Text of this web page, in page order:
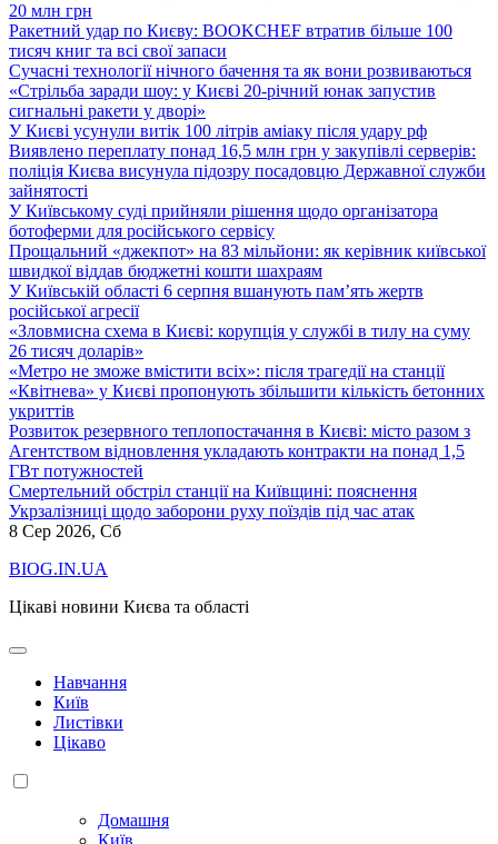
20 млн грн
Ракетний удар по Києву: BOOKCHEF втратив більше 100
тисяч книг та всі свої запаси
Сучасні технології нічного бачення та як вони розвиваються
«Стрільба заради шоу: у Києві 20-річний юнак запустив
сигнальні ракети у дворі»
У Києві усунули витік 100 літрів аміаку після удару рф
Виявлено переплату понад 16,5 млн грн у закупівлі серверів:
поліція Києва висунула підозру посадовцю Державної служби
зайнятості
У Київському суді прийняли рішення щодо організатора
ботоферми для російського сервісу
Прощальний «джекпот» на 83 мільйони: як керівник київської
швидкої віддав бюджетні кошти шахраям
У Київській області 6 серпня вшанують пам’ять жертв
російської агресії
«Зловмисна схема в Києві: корупція у службі в тилу на суму
26 тисяч доларів»
«Метро не зможе вмістити всіх»: після трагедії на станції
«Квітнева» у Києві пропонують збільшити кількість бетонних
укриттів
Розвиток резервного теплопостачання в Києві: місто разом з
Агентством відновлення укладають контракти на понад 1,5
ГВт потужностей
Смертельний обстріл станції на Київщині: пояснення
Укрзалізниці щодо заборони руху поїздів під час атак
8 Сер 2026, Сб
BIOG.IN.UA
Цікаві новини Києва та області
Навчання
Київ
Листівки
Цікаво
Домашня